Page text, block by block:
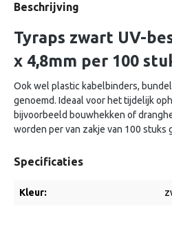
Beschrijving
Tyraps zwart UV-
x 4,8mm per 100
Ook wel plastic kabelbinders,
genoemd. Ideaal voor het tijdelijk
bijvoorbeeld bouwhekken of
worden per van zakje van 100 stuks
Specificaties
Kleur: